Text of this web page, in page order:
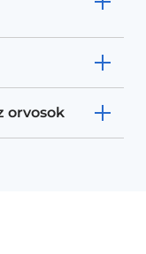
orvosok